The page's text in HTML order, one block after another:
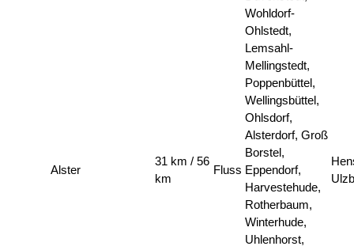
Alster
31 km / 56
km
Fluss
Wohldorf-
Ohlstedt,
Lemsahl-
Mellingstedt,
Poppenbüttel,
Wellingsbüttel,
Ohlsdorf,
Alsterdorf, Groß
Borstel,
Eppendorf,
Harvestehude,
Rotherbaum,
Winterhude,
Uhlenhorst,